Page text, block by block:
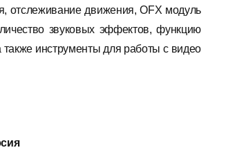
отслеживание движения, OFX модуль
звуковых эффектов, функцию
инструменты для работы с видео